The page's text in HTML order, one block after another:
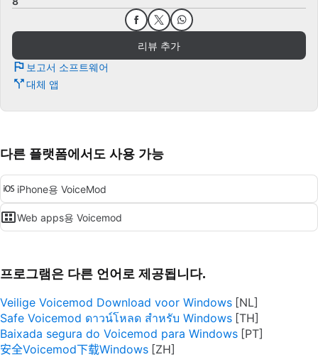
리뷰 추가
보고서 소프트웨어
대체 앱
다른 플랫폼에서도 사용 가능
iPhone용 VoiceMod
Web apps용 Voicemod
프로그램은 다른 언어로 제공됩니다.
Veilige Voicemod Download voor Windows
Safe Voicemod ดาวน์โหลด สำหรับ Windows
Baixada segura do Voicemod para Windows
安全Voicemod下载Windows